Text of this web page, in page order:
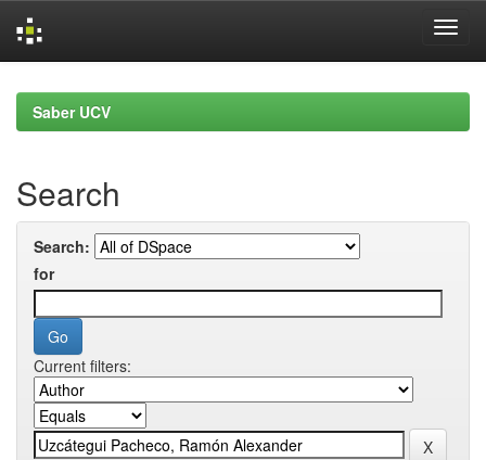
navigationSaber UCV
Search
Search:
for
Current filters: